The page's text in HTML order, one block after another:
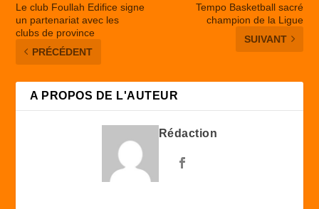
Le club Foullah Edifice signe
un partenariat avec les
clubs de province
PRÉCÉDENT
Tempo Basketball sacré
champion de la Ligue
SUIVANT
A PROPOS DE L'AUTEUR
Rédaction